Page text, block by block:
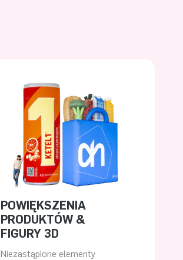
POWIĘKSZENIA
PRODUKTÓW &
FIGURY 3D
Niezastąpione elementy